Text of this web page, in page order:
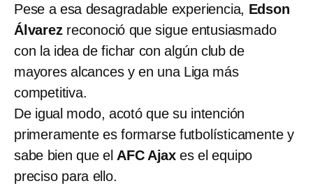
Pese a esa desagradable experiencia, Edson
Álvarezreconoció que sigue entusiasmado
con la idea de fichar con algún club de
mayores alcances y en una Liga más
competitiva.
De igual modo, acotó que su intención
primeramente es formarse futbolísticamente y
sabe bien que el AFC Ajaxes el equipo
preciso para ello.